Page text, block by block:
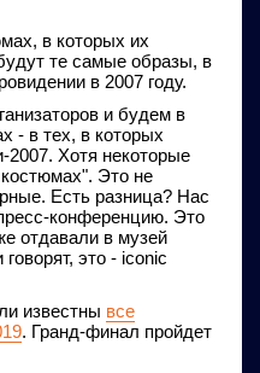
в которых их
те самые образы, в
в 2007 году.
и будем в
- в тех, в которых
2007. Хотя некоторые
Это не
Есть разница? Нас
конференцию. Это
отдавали в музей
это - iconic
известны все
. Гранд-финал пройдет